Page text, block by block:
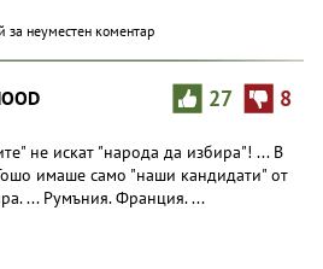
за неуместен коментар
27 8
не искат "народа да избира"! ... В
имаше само "наши кандидати" от
... Румъния. Франция. ...